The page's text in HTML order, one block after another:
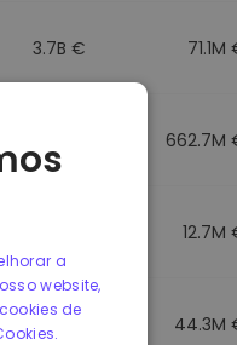
3.7B € 71.1M
662.7M
12.7M
3.4B € 44.3M
a
website,
de